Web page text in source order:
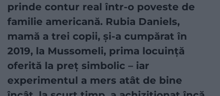
prinde contur real într-o poveste de
familie americană. Rubia Daniels,
mamă a trei copii, și-a cumpărat în
2019, la Mussomeli, prima locuință
oferită la preț simbolic – iar
experimentul a mers atât de bine